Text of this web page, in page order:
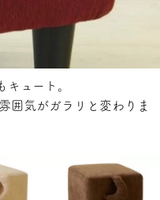
キュート。
囲気がガラリと変わりま